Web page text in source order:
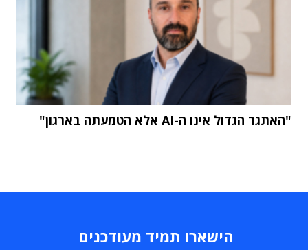
"האתגר הגדול אינו ה-AI אלא הטמעתה בארגון"
הישארו תמיד מעודכנים